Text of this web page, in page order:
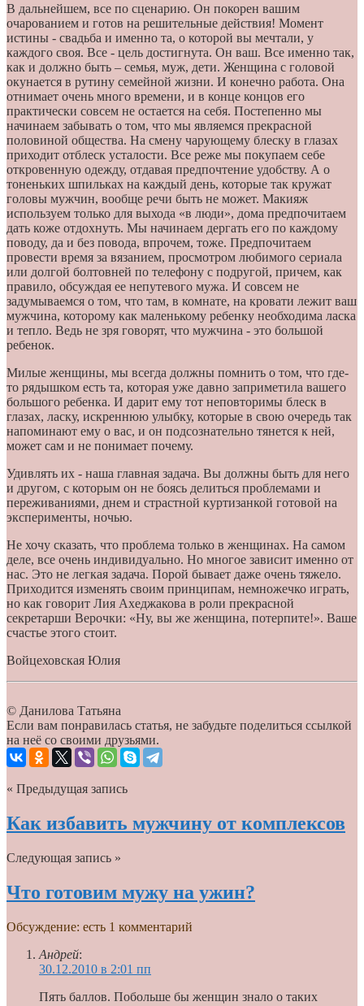
В дальнейшем, все по сценарию. Он покорен вашим
очарованием и готов на решительные действия! Момент
истины - свадьба и именно та, о которой вы мечтали, у
каждого своя. Все - цель достигнута. Он ваш. Все именно так,
как и должно быть – семья, муж, дети. Женщина с головой
окунается в рутину семейной жизни. И конечно работа. Она
отнимает очень много времени, и в конце концов его
практически совсем не остается на себя. Постепенно мы
начинаем забывать о том, что мы являемся прекрасной
половиной общества. На смену чарующему блеску в глазах
приходит отблеск усталости. Все реже мы покупаем себе
откровенную одежду, отдавая предпочтение удобству. А о
тоненьких шпильках на каждый день, которые так кружат
головы мужчин, вообще речи быть не может. Макияж
используем только для выхода «в люди», дома предпочитаем
дать коже отдохнуть. Мы начинаем дергать его по каждому
поводу, да и без повода, впрочем, тоже. Предпочитаем
провести время за вязанием, просмотром любимого сериала
или долгой болтовней по телефону с подругой, причем, как
правило, обсуждая ее непутевого мужа. И совсем не
задумываемся о том, что там, в комнате, на кровати лежит ваш
мужчина, которому как маленькому ребенку необходима ласка
и тепло. Ведь не зря говорят, что мужчина - это большой
ребенок.
Милые женщины, мы всегда должны помнить о том, что где-
то рядышком есть та, которая уже давно заприметила вашего
большого ребенка. И дарит ему тот неповторимы блеск в
глазах, ласку, искреннюю улыбку, которые в свою очередь так
напоминают ему о вас, и он подсознательно тянется к ней,
может сам и не понимает почему.
Удивлять их - наша главная задача. Вы должны быть для него
и другом, с которым он не боясь делиться проблемами и
переживаниями, днем и страстной куртизанкой готовой на
эксперименты, ночью.
Не хочу сказать, что проблема только в женщинах. На самом
деле, все очень индивидуально. Но многое зависит именно от
нас. Это не легкая задача. Порой бывает даже очень тяжело.
Приходится изменять своим принципам, немножечко играть,
но как говорит Лия Ахеджакова в роли прекрасной
секретарши Верочки: «Ну, вы же женщина, потерпите!». Ваше
счастье этого стоит.
Войцеховская Юлия
© Данилова Татьяна
Если вам понравилась статья, не забудьте поделиться ссылкой
на неё со своими друзьями.
« Предыдущая запись
Как избавить мужчину от комплексов
Следующая запись »
Что готовим мужу на ужин?
Обсуждение: есть 1 комментарий
Андрей:
30.12.2010 в 2:01 пп
Пять баллов. Побольше бы женщин знало о таких